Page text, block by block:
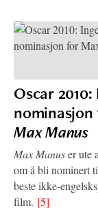
Oscar
Max Manus
Max Manuser ute
om å bli nominert
beste ikke-
film. [5]